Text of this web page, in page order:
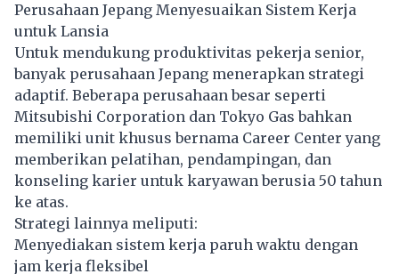
Perusahaan Jepang Menyesuaikan Sistem Kerja
untuk Lansia
Untuk mendukung produktivitas pekerja senior,
banyak perusahaan Jepang menerapkan strategi
adaptif. Beberapa perusahaan besar seperti
Mitsubishi Corporation dan Tokyo Gas bahkan
memiliki unit khusus bernama Career Center yang
memberikan pelatihan, pendampingan, dan
konseling karier untuk karyawan berusia 50 tahun
ke atas.
Strategi lainnya meliputi:
Menyediakan sistem kerja paruh waktu dengan
jam kerja fleksibel